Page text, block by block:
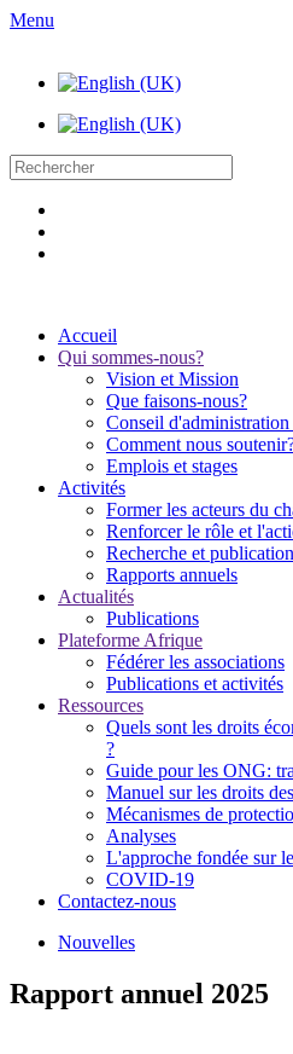
Menu
Accueil
Qui sommes-nous?
Vision et Mission
Que faisons-nous?
Conseil d'administration
Comment nous
Emplois et stages
Activités
Former les acteurs du
Renforcer le rôle et
Recherche et
Rapports annuels
Actualités
Publications
Plateforme Afrique
Fédérer les associations
Publications et activités
Ressources
Quels sont les droits
?
Guide pour les ONG:
Manuel sur les droits
Mécanismes de
Analyses
L'approche fondée sur
COVID-19
Contactez-nous
Nouvelles
Rapport annuel 2025